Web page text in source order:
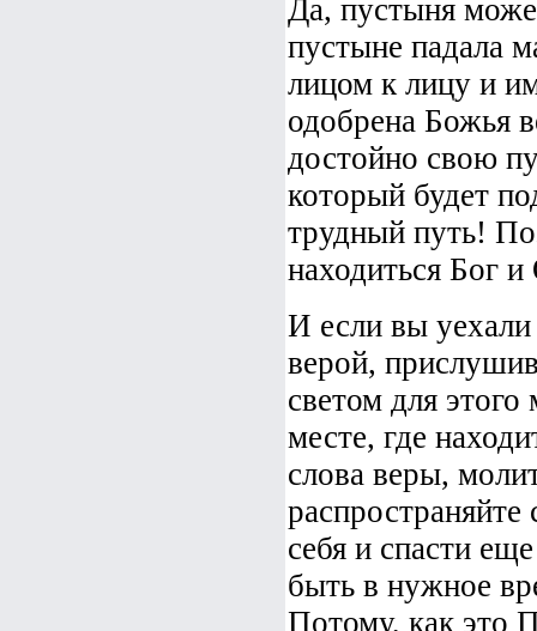
Да, пустыня
пустыне падала
лицом к лицу и
одобрена Божья
достойно свою
который будет
трудный путь!
находиться Бог
И если вы
верой,
светом для
месте, где
слова веры,
себя и спасти
быть в нужное
Потому, как это